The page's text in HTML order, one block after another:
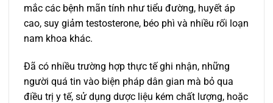
mắc các bệnh mãn tính như tiểu đường, huyết áp
cao, suy giảm testosterone, béo phì và nhiều rối loạn
nam khoa khác.
Đã có nhiều trường hợp thực tế ghi nhận, những
người quá tin vào biện pháp dân gian mà bỏ qua
điều trị y tế, sử dụng dược liệu kém chất lượng, hoặc